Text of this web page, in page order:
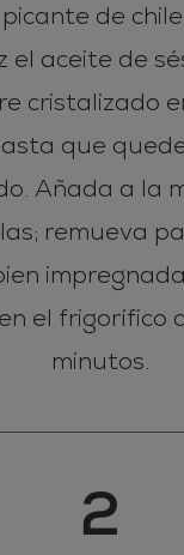
de
el aceite de
cristalizado
que
Añada a la
remueva
el frigorífico
minutos.
2